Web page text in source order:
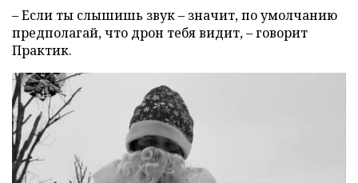
– Если ты слышишь звук – значит, по умолчанию
предполагай, что дрон тебя видит, – говорит
Практик.